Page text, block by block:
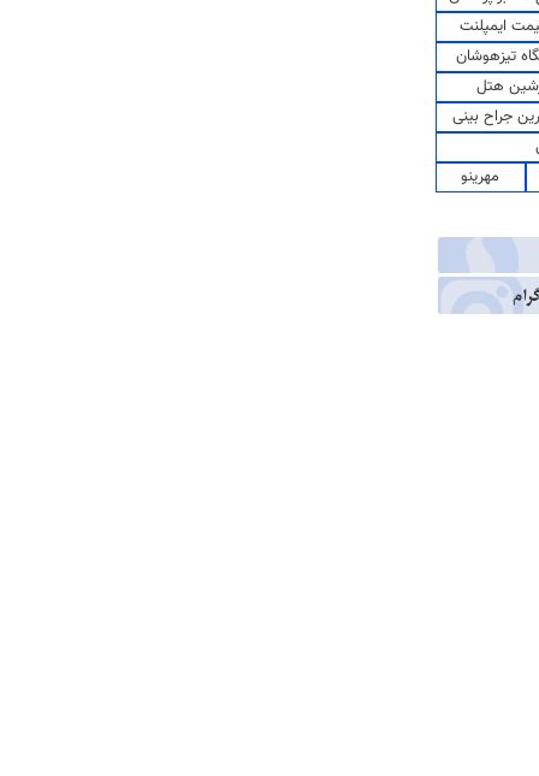
ایمپلنت
تیزهوشان
هتل
جراح بینی
مهرینو